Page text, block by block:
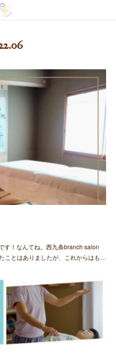
.06
す！なんてね。西九条branch salon
ことはありましたが、これからはも…